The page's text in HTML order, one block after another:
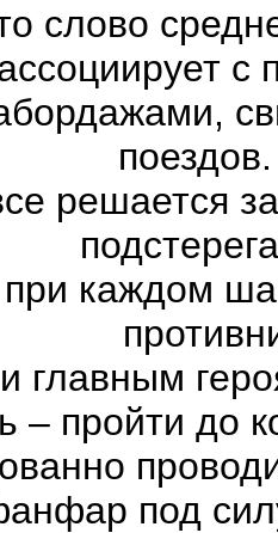
слово
с
решается
каждом
главным
– пройти до
под